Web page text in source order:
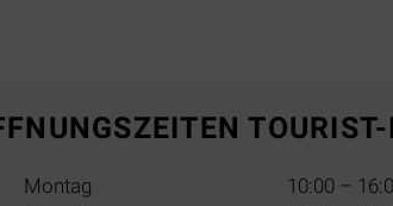
Montag
10:00 –